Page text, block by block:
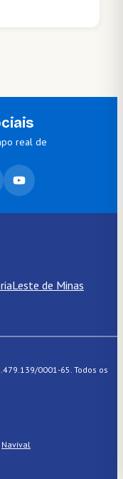
real de
Leste de Minas
0001-65. Todos os
Navival